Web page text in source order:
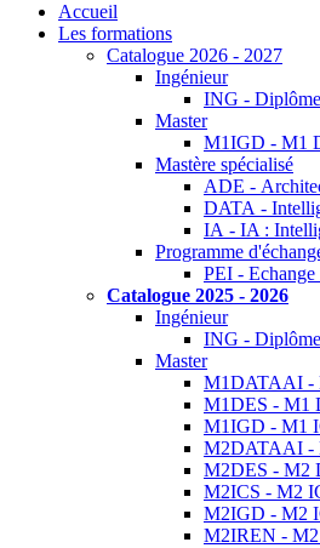
Accueil
Les formations
Catalogue 2026 - 2027
Ingénieur
ING -
Master
M1IGD - M1
Mastère spécialisé
ADE -
DATA -
IA - IA :
Programme
PEI -
Catalogue 2025 - 2026
Ingénieur
ING -
Master
M1DATAAI -
M1DES - M1
M1IGD - M1
M2DATAAI -
M2DES - M2
M2ICS - M2
M2IGD - M2
M2IREN - M2